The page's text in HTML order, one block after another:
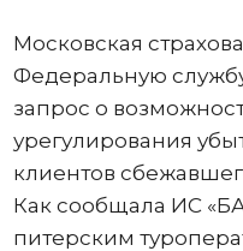
Московская
Федеральную
запрос о
урегулирования
клиентов
Как сообщала ИС
питерским